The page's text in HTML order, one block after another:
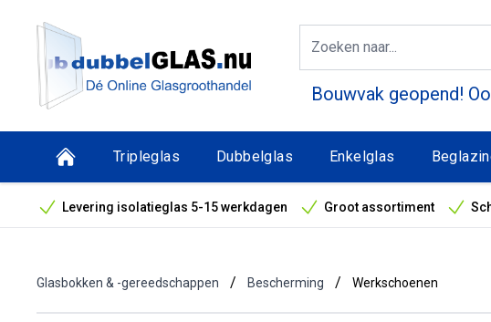
Bouwvak geopend!
Tripleglas Dubbelglas Enkelglas
Levering isolatieglas 5-15 werkdagen Groot assortiment
Bouwvak geopend! Óók snelle leveringen tijdens de vakantieperiode
Glasbokken & -gereedschappen / Bescherming / Werkschoenen